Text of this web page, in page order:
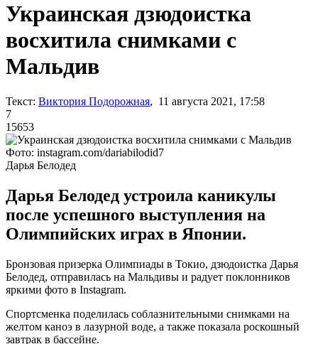
Украинская дзюдоистка
восхитила снимками с
Мальдив
Текст: Виктория Подорожная, 11 августа 2021, 17:58
7
15653
Фото: instagram.com/dariabilodid7
Дарья Белодед
Дарья Белодед устроила каникулы
после успешного выступления на
Олимпийских играх в Японии.
Бронзовая призерка Олимпиады в Токио, дзюдоистка Дарья
Белодед, отправилась на Мальдивы и радует поклонников
яркими фото в Instagram.
Спортсменка поделилась соблазнительными снимками на
желтом каноэ в лазурной воде, а также показала роскошный
завтрак в бассейне.